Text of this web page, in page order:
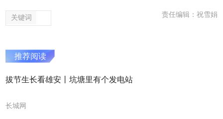
关键词 责任编辑：祝雪娟
推荐阅读
拔节生长看雄安丨坑塘里有个发电站
长城网